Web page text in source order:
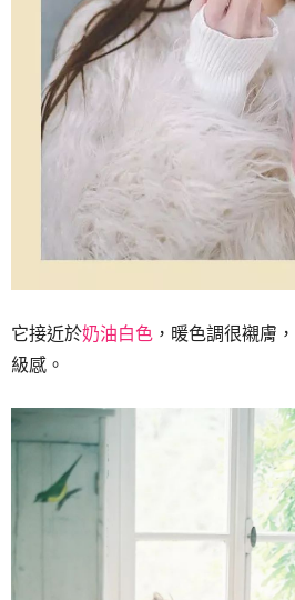
它接近於奶油白色 ，暖色調很襯膚
級感。